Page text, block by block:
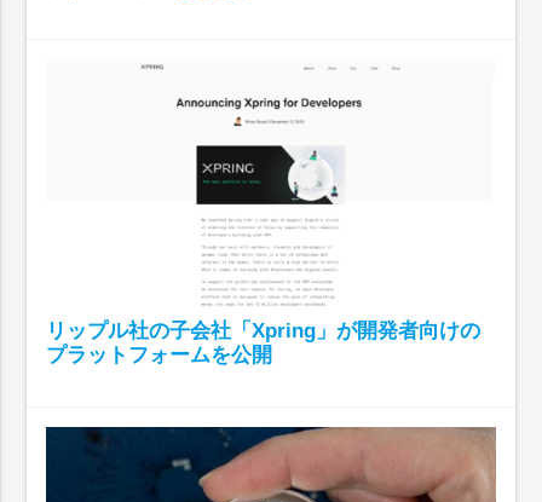
リップル社の子会社「Xpring」が開発者向けの
プラットフォームを公開